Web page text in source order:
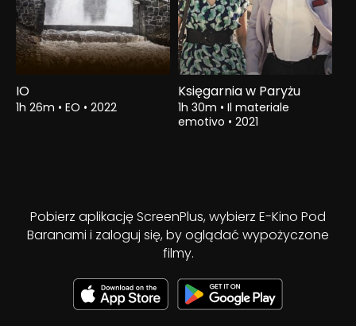
IO
1h 26m • EO • 2022
Księgarnia w Paryżu
1h 30m • Il materiale
emotivo • 2021
Pobierz aplikację ScreenPlus, wybierz E-Kino Pod
Baranami i zaloguj się, by oglądać wypożyczone
filmy.